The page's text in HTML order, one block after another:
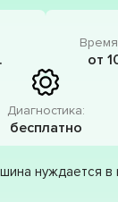
от
Диагностика:
бесплатно
нуждается в